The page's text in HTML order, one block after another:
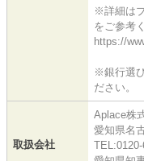
※詳細は
をご参考
https://
※銀行選
ださい。
取扱会社
Aplace株
愛知県名